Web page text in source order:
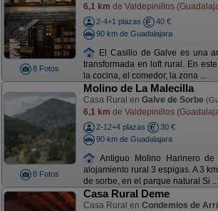
8 Fotos
6,1 km de Valdepinillos
2-4+1 plazas
40 €
90 km de Guadalajara
El Casillo de Galve es una
transformada en loft rural. En
la cocina, el comedor, la zona ...
8 Fotos
Molino de La Malecilla
Casa Rural en Galve de Sorbe
6,1 km de Valdepinillos
2-12+4 plazas
30 €
90 km de Guadalajara
Antiguo Molino Harinero
alojamiento rural 3 espigas. A 3
de sorbe, en el parque natural Si ...
Casa Rural Deme
Casa Rural en Condemios de